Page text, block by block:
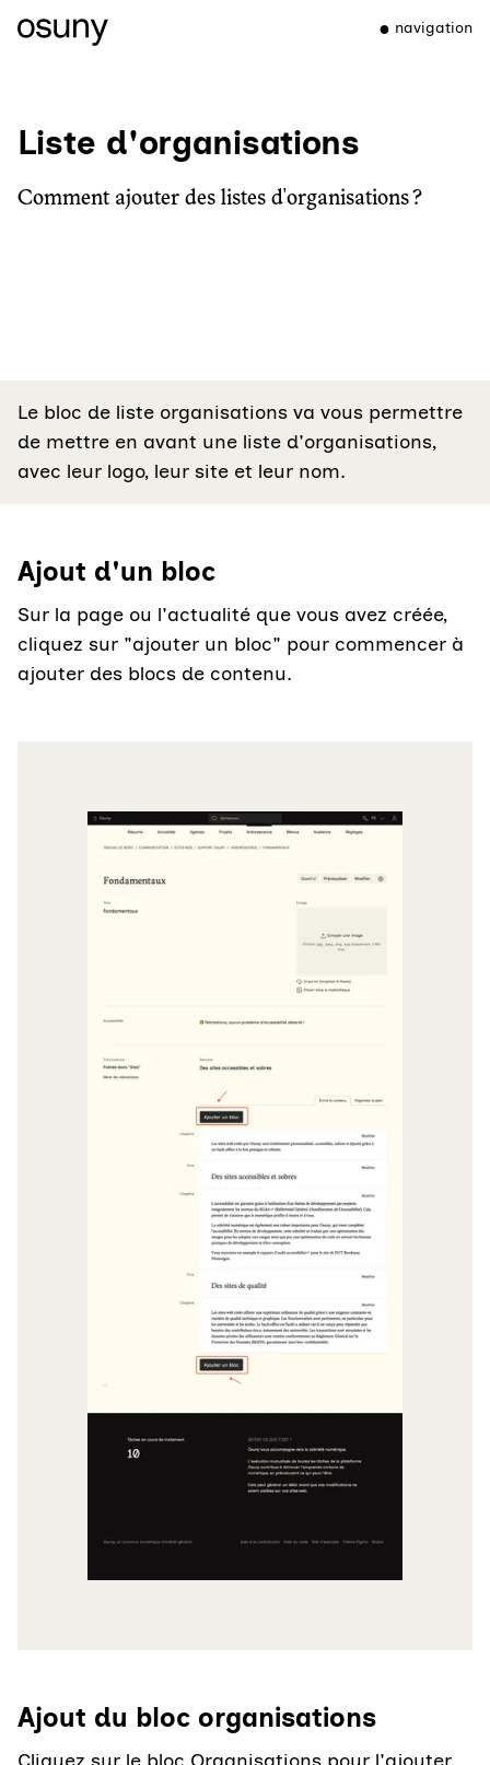
navigation
Liste d'organisations
Comment ajouter des listes d'organisations ?
Le bloc de liste organisations va vous permettre
de mettre en avant une liste d'organisations,
avec leur logo, leur site et leur nom.
Ajout d'un bloc
Sur la page ou l'actualité que vous avez créée,
cliquez sur "ajouter un bloc" pour commencer à
ajouter des blocs de contenu.
Ajout du bloc organisations